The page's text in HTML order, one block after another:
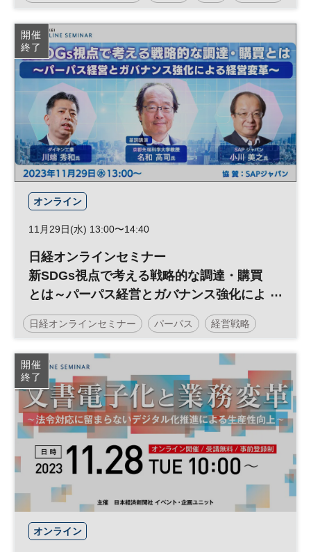
開催
終了
オンライン
11月29日(水) 13:00〜14:40
日経オンラインセミナー
新SDGs視点で考える戦略的な調達・購買
とは～パーパス経営とガバナンス強化によ
る経営変革～
日経オンラインセミナー パーパス 経営戦略
SDGs 製造業 DX
サプライチェーン
開催
終了
オンライン